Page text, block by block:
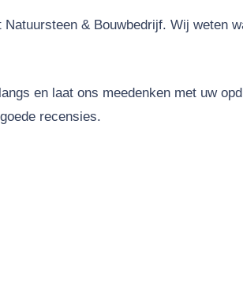
& Bouwbedrijf. Wij weten
en laat ons meedenken met uw
recensies.